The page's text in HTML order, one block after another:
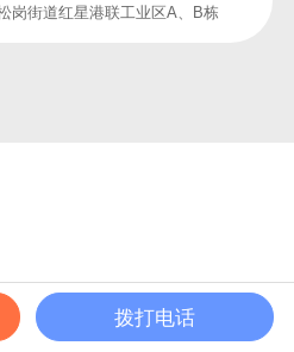
岗街道红星港联工业区A、B栋
成功案例 解决方案
拨打电话